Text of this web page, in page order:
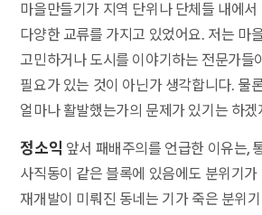
마을만들기가 지역 단위나 단체들 내에서
다양한 교류를 가지고 있었어요. 저는 마
고민하거나 도시를 이야기하는 전문가들
필요가 있는 것이 아닌가 생각합니다. 물
얼마나 활발했는가의 문제가 있기는 하겠
정소익 앞서 패배주의를 언급한 이유는,
사직동이 같은 블록에 있음에도 분위기
재개발이 미뤄진 동네는 기가 죽은 분위